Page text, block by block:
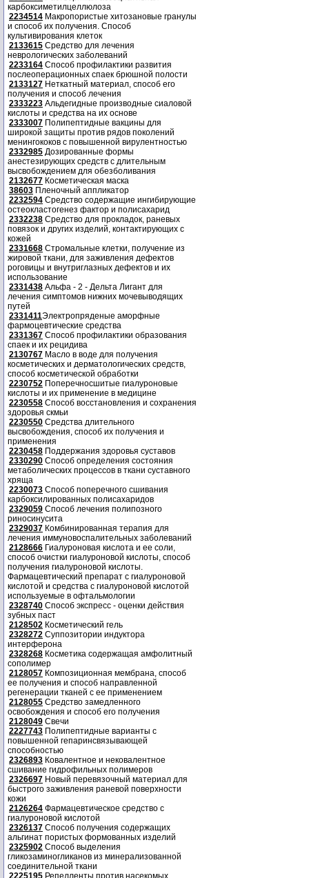
карбоксиметилцеллюлоза
2234514 Макропористые хитозановые гранулы
и способ их получения. Способ
культивирования клеток
2133615 Средство для лечения
неврологических заболеваний
2233164 Способ профилактики развития
послеоперационных спаек брюшной полости
2133127 Неткатный материал, способ его
получения и способ лечения
2333223 Альдегидные производные сиаловой
кислоты и средства на их основе
2333007 Полипептидные вакцины для
широкой защиты против рядов поколений
менингококов с повышенной вирулентностью
2332985 Дозированные формы
анестезирующих средств с длительным
высвобождением для обезболивания
2132677 Косметическая маска
38603 Пленочный аппликатор
2232594 Средство содержащие ингибирующие
остеокластогенез фактор и полисахарид
2332238 Средство для прокладок, раневых
повязок и других изделий, контактирующих с
кожей
2331668 Стромальные клетки, получение из
жировой ткани, для заживления дефектов
роговицы и внутриглазных дефектов и их
использование
2331438 Альфа - 2 - Дельта Лигант для
лечения симптомов нижних мочевыводящих
путей
2331411Электропряденые аморфные
фармоцевтические средства
2331367 Способ профилактики образования
спаек и их рецидива
2130767 Масло в воде для получения
косметических и дерматологических средств,
способ косметической обработки
2230752 Поперечносшитые гиалуроновые
кислоты и их применение в медицине
2230558 Способ восстановления и сохранения
здоровья скмьи
2230550 Средства длительного
высвобождения, способ их получения и
применения
2230458 Поддержания здоровья суставов
2330290 Способ определения состояния
метаболических процессов в ткани суставного
хряща
2230073 Способ поперечного сшивания
карбоксилированных полисахаридов
2329059 Способ лечения полипозного
риносинусита
2329037 Комбинированная терапия для
лечения иммуновоспалительных заболеваний
2128666 Гиалуроновая кислота и ее соли,
способ очистки гиалуроновой кислоты, способ
получения гиалуроновой кислоты.
Фармацевтический препарат с гиалуроновой
кислотой и средства с гиалуроновой кислотой
используемые в офтальмологии
2328740 Способ экспресс - оценки действия
зубных паст
2128502 Косметический гель
2328272 Суппозитории индуктора
интерферона
2328268 Косметика содержащая амфолитный
сополимер
2128057 Композиционная мембрана, способ
ее получения и способ направленной
регенерации тканей с ее применением
2128055 Средство замедленного
освобождения и способ его получения
2128049 Свечи
2227743 Полипептидные варианты с
повышенной гепаринсвязывающей
способностью
2326893 Ковалентное и нековалентное
сшивание гидрофильных полимеров
2326697 Новый перевязочный материал для
быстрого заживления раневой поверхности
кожи
2126264 Фармацевтическое средство с
гиалуроновой кислотой
2326137 Способ получения содержащих
альгинат пористых формованных изделий
2325902 Способ выделения
гликозаминогликанов из минерализованной
соединительной ткани
2225195 Репелленты против насекомых